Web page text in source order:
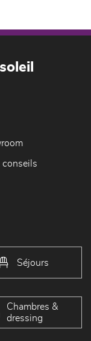
conseils
Séjours
Chambres &
dressing